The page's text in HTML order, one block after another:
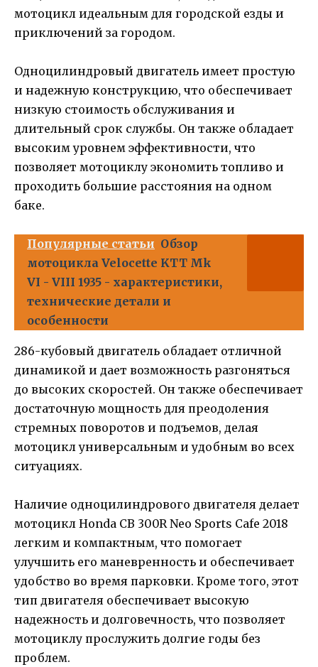
мотоцикл идеальным для городской езды и
приключений за городом.
Одноцилиндровый двигатель имеет простую
и надежную конструкцию, что обеспечивает
низкую стоимость обслуживания и
длительный срок службы. Он также обладает
высоким уровнем эффективности, что
позволяет мотоциклу экономить топливо и
проходить большие расстояния на одном
баке.
Популярные статьи Обзор
мотоцикла Velocette KTT Mk
VI - VIII 1935 - характеристики,
технические детали и
особенности
286-кубовый двигатель обладает отличной
динамикой и дает возможность разгоняться
до высоких скоростей. Он также обеспечивает
достаточную мощность для преодоления
стремных поворотов и подъемов, делая
мотоцикл универсальным и удобным во всех
ситуациях.
Наличие одноцилиндрового двигателя делает
мотоцикл Honda CB 300R Neo Sports Cafe 2018
легким и компактным, что помогает
улучшить его маневренность и обеспечивает
удобство во время парковки. Кроме того, этот
тип двигателя обеспечивает высокую
надежность и долговечность, что позволяет
мотоциклу прослужить долгие годы без
проблем.